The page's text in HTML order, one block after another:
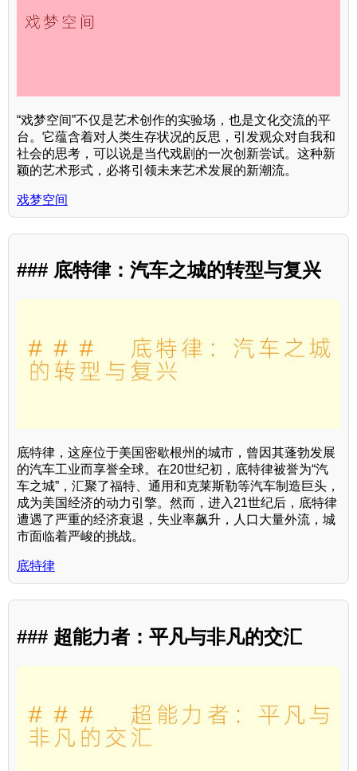
“戏梦空间”不仅是艺术创作的实验场，也是文化交流的平
台。它蕴含着对人类生存状况的反思，引发观众对自我和
社会的思考，可以说是当代戏剧的一次创新尝试。这种新
颖的艺术形式，必将引领未来艺术发展的新潮流。
戏梦空间
### 底特律：汽车之城的转型与复兴
底特律，这座位于美国密歇根州的城市，曾因其蓬勃发展
的汽车工业而享誉全球。在20世纪初，底特律被誉为“汽
车之城”，汇聚了福特、通用和克莱斯勒等汽车制造巨头，
成为美国经济的动力引擎。然而，进入21世纪后，底特律
遭遇了严重的经济衰退，失业率飙升，人口大量外流，城
市面临着严峻的挑战。
底特律
### 超能力者：平凡与非凡的交汇